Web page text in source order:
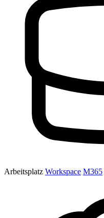
Arbeitsplatz Workspace M365